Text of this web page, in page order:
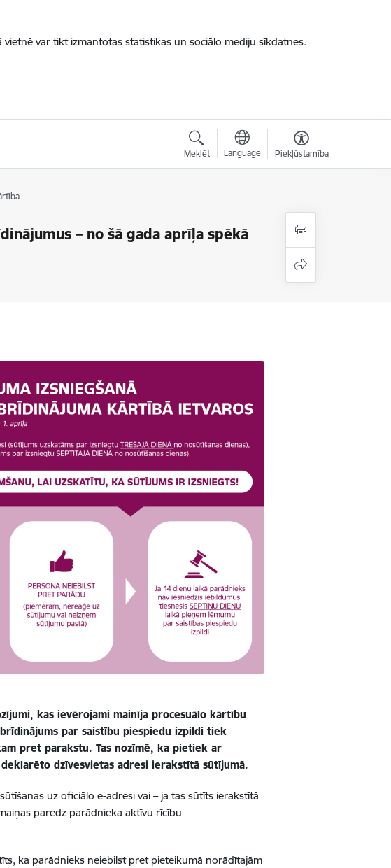
var tikt izmantotas statistikas un sociālo mediju sīkdatnes.
Meklēt Language Piekļūstamība
– no šā gada aprīļa spēkā
kas ievērojami mainīja procesuālo kārtību
par saistību piespiedu izpildi tiek
pret parakstu. Tas nozīmē, ka pietiek ar
dzīvesvietas adresi ierakstītā sūtījumā.
uz oficiālo e-adresi vai – ja tas sūtīts ierakstītā
paredz parādnieka aktīvu rīcību –
ka parādnieks neiebilst pret pieteikumā norādītajām